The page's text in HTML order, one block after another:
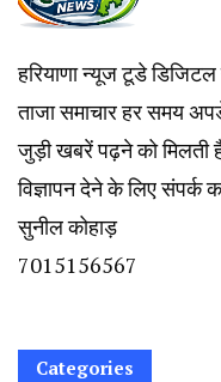
हरियाणा न्यूज टूडे डिजिटल
ताजा समाचार हर समय
जुड़ी खबरें पढ़ने को
विज्ञापन देने के लिए संपर्क
सुनील कोहाड़
7015156567
Categories